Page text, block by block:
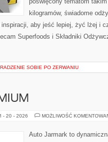
kilogramów, świadome
aby jeść lepiej, żyć lżej i
Superfoods i Składniki
SOBIE PO ZERWANIU
- 20 - 2026 MOŻLIWOŚĆ
Auto Jarmark to